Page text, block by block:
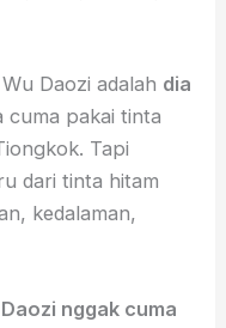
Daozi adalah dia
cuma pakai tinta
Tapi
dari tinta hitam
kedalaman,
nggak cuma